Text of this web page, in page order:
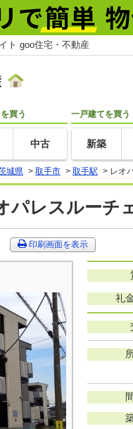
ト goo住宅・不動産
買う
中古
一戸建てを買う
新築
城県 > 取手市 > 取手駅 > レオ
パレスルーチ
印刷画面を表示
礼